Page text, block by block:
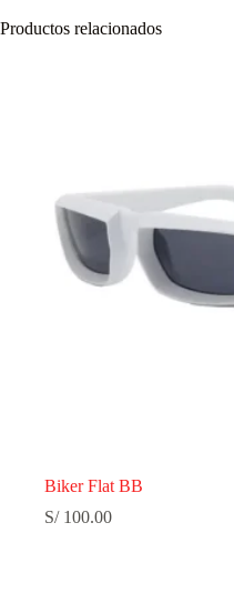
Productos relacionados
Biker Flat BB
S/100.00